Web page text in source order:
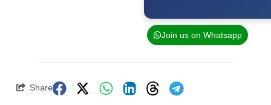
Join us on Whatsapp
Share